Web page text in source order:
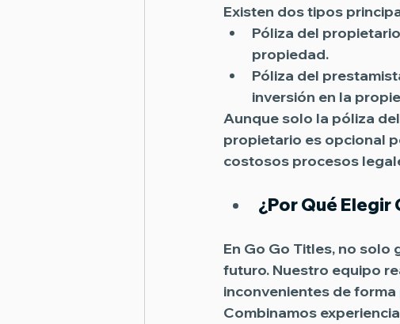
Existen dos tipos
Póliza del
propiedad.
Póliza del
inversión en la
Aunque solo la póliza
propietario es opcional
costosos procesos
¿Por Qué Elegir
En Go Go Titles, no solo
futuro. Nuestro equipo
inconvenientes de
Combinamos